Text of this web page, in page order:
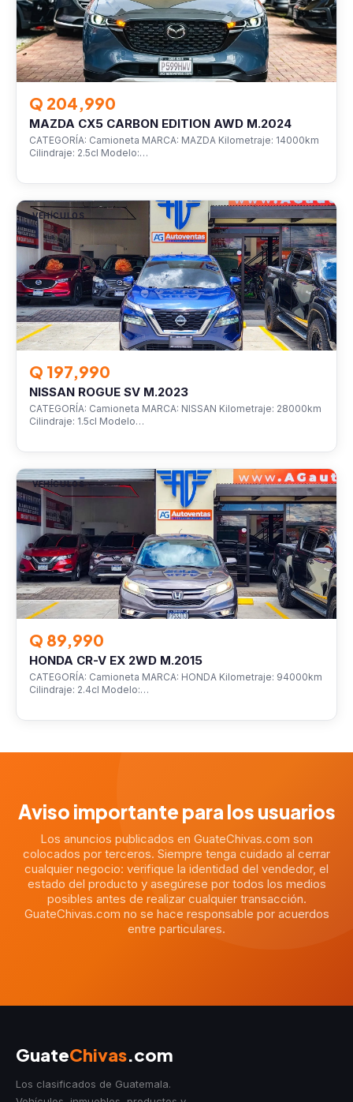
Q 204,990
MAZDA CX5 CARBON EDITION AWD M.2024
CATEGORÍA: Camioneta MARCA: MAZDA Kilometraje: 14000km
Cilindraje: 2.5cl Modelo:…
VEHÍCULOS
Q 197,990
NISSAN ROGUE SV M.2023
CATEGORÍA: Camioneta MARCA: NISSAN Kilometraje: 28000km
Cilindraje: 1.5cl Modelo…
VEHÍCULOS
Q 89,990
HONDA CR-V EX 2WD M.2015
CATEGORÍA: Camioneta MARCA: HONDA Kilometraje: 94000km
Cilindraje: 2.4cl Modelo:…
Aviso importante para los usuarios
Los anuncios publicados en GuateChivas.com son
colocados por terceros. Siempre tenga cuidado al cerrar
cualquier negocio: verifique la identidad del vendedor, el
estado del producto y asegúrese por todos los medios
posibles antes de realizar cualquier transacción.
GuateChivas.com no se hace responsable por acuerdos
entre particulares.
GuateChivas.com
Los clasificados de Guatemala.